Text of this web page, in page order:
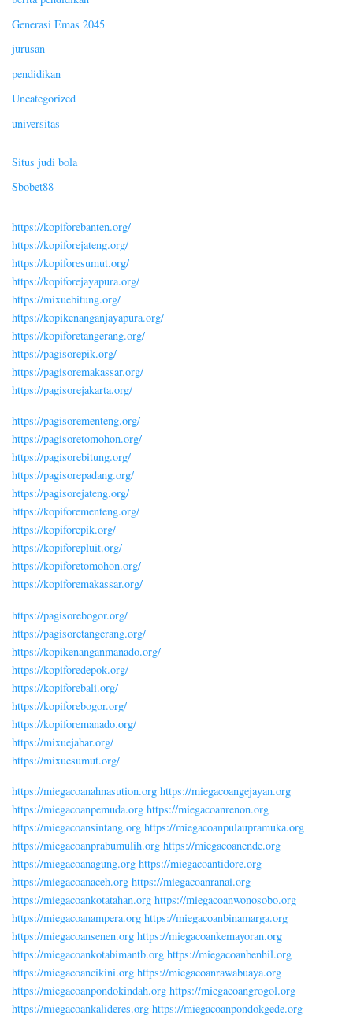
Generasi Emas 2045
jurusan
pendidikan
Uncategorized
universitas
Situs judi bola
Sbobet88
https://kopiforebanten.org/
https://kopiforejateng.org/
https://kopiforesumut.org/
https://kopiforejayapura.org/
https://mixuebitung.org/
https://kopikenanganjayapura.org/
https://kopiforetangerang.org/
https://pagisorepik.org/
https://pagisoremakassar.org/
https://pagisorejakarta.org/
https://pagisorementeng.org/
https://pagisoretomohon.org/
https://pagisorebitung.org/
https://pagisorepadang.org/
https://pagisorejateng.org/
https://kopiforementeng.org/
https://kopiforepik.org/
https://kopiforepluit.org/
https://kopiforetomohon.org/
https://kopiforemakassar.org/
https://pagisorebogor.org/
https://pagisoretangerang.org/
https://kopikenanganmanado.org/
https://kopiforedepok.org/
https://kopiforebali.org/
https://kopiforebogor.org/
https://kopiforemanado.org/
https://mixuejabar.org/
https://mixuesumut.org/
https://miegacoanahnasution.org https://miegacoangejayan.org
https://miegacoanpemuda.org https://miegacoanrenon.org
https://miegacoansintang.org https://miegacoanpulaupramuka.org
https://miegacoanprabumulih.org https://miegacoanende.org
https://miegacoanagung.org https://miegacoantidore.org
https://miegacoanaceh.org https://miegacoanranai.org
https://miegacoankotatahan.org https://miegacoanwonosobo.org
https://miegacoanampera.org https://miegacoanbinamarga.org
https://miegacoansenen.org https://miegacoankemayoran.org
https://miegacoankotabimantb.org https://miegacoanbenhil.org
https://miegacoancikini.org https://miegacoanrawabuaya.org
https://miegacoanpondokindah.org https://miegacoangrogol.org
https://miegacoankalideres.org https://miegacoanpondokgede.org